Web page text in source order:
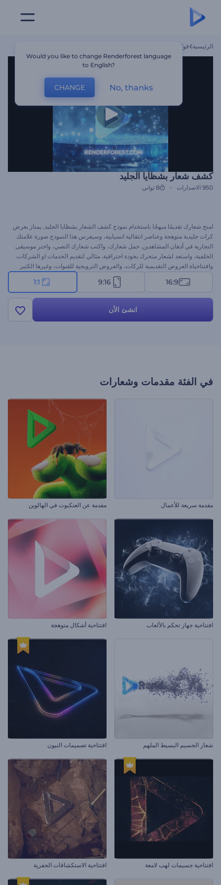
الرئيسية قوالب
كشف شعار بشظايا الجليد
950 الاصدارات 8 ثواني
امنح شعارك تقديمًا مبهجًا باستخدام نموذج كشف الشعار بشظايا الجليد. يمتاز بعرض
كرات جليدية متوهجة وعناصر انتقالية انسيابية، وسيغرس هذا النموذج صورة علامتك
التجارية في أذهان المشاهدين. حمل شعارك، واكتب شعارك النصي، واختر موسيقى
الخلفية، واستعد لشعار متحرك بجودة احترافية. مثالي لتقديم الخدمات او الشركات،
وافتتاحياة العروض التقديمية للركات، والعروض الترويجية للقنوات، وغيرها الكثير
من المشروعات الإبداعية. ابدأ الىن!
16:9
9:16
1:1
انشئ الأن
في الفئة مقدمات وشعارات
مقدمة سريعة للأعمال مقدمة عن العنكبوت في الهالوين
افتتاحية جهاز تحكم بالألعاب افتتاحية أشكال متوهجة
شعار الجسيم البسيط الملهم افتتاحية تصميمات النيون
افتتاحية جسيمات لهب لامعة افتتاحية الاستكشافات الحفرية
Would you like to change Renderforest language
to English?
CHANGE No, thanks